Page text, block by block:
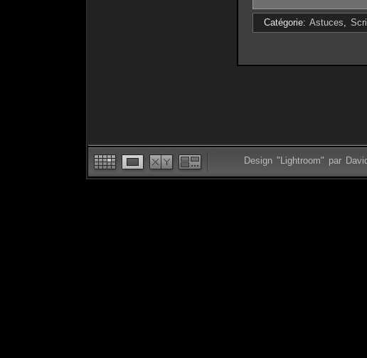
Catégorie: Astuces,
Design "Lightroom" par